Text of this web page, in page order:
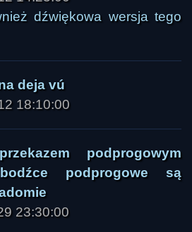
dźwiękowa wersja tego
deja vú
18:10:00
podprogowym
podprogowe są
23:30:00